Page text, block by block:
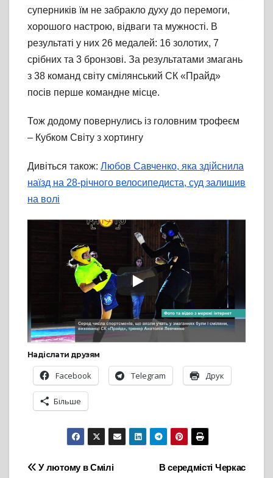
суперників їм не забракло духу до перемоги,
хорошого настрою, відваги та мужності. В
результаті у них 26 медалей: 16 золотих, 7
срібних та 3 бронзові. За результатами змагань
з 38 команд світу смілянський СК «Прайд»
посів перше командне місце.
Тож додому повернулись із головним трофеєм
– Кубком Світу з хортингу
Дивіться також: Любов Савченко, яка здійснила
наїзд на 28-річного велосипедиста, суд залишив
на волі
Надіслати друзям
Facebook Telegram Друк
Більше
Навігація В середмісті Черкас
У лютому в Смілі